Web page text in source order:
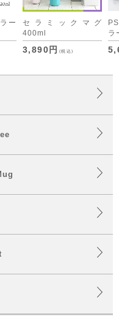
ー
セラミックマグ
400ml
3,890円 (税込)
ラ